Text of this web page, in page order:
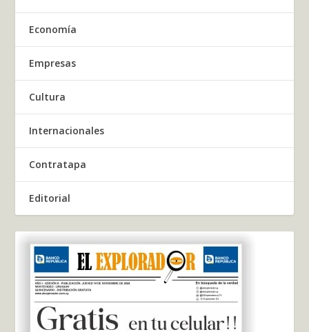
Economía
Empresas
Cultura
Internacionales
Contratapa
Editorial